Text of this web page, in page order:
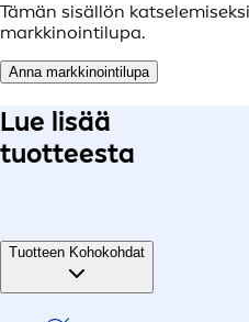
Tämän sisällön
markkinointilupa.
Anna markkinointilupa
Lue lisää
tuotteesta
Tuotteen Kohokohdat